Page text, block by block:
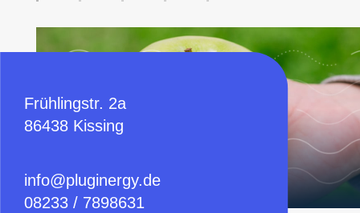
Frühlingstr. 2a
86438 Kissing
info@pluginergy.de
08233 / 7898631